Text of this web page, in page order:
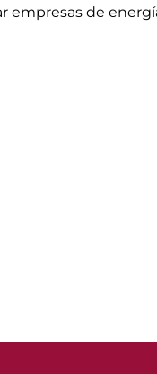
empresas de